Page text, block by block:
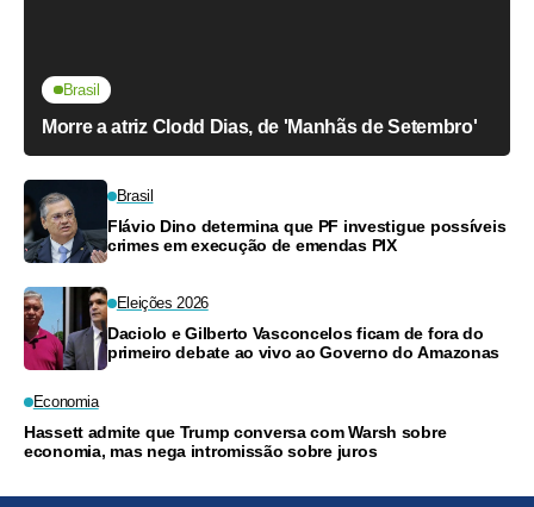
Brasil
Morre a atriz Clodd Dias, de 'Manhãs de Setembro'
Brasil
Flávio Dino determina que PF investigue possíveis
crimes em execução de emendas PIX
Eleições 2026
Daciolo e Gilberto Vasconcelos ficam de fora do
primeiro debate ao vivo ao Governo do Amazonas
Economia
Hassett admite que Trump conversa com Warsh sobre
economia, mas nega intromissão sobre juros